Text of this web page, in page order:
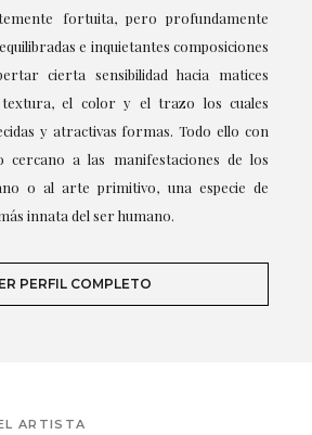
fortuita, pero profundamente
e inquietantes composiciones
cierta sensibilidad hacia matices
el color y el trazo los cuales
y atractivas formas. Todo ello con
cercano a las manifestaciones de los
o al arte primitivo, una especie de
innata del ser humano.
PERFIL COMPLETO
ARTISTA